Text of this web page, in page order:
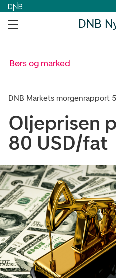
DNB
Børs og marked
DNB Markets morgenrapport
Oljeprisen
80 USD/fat